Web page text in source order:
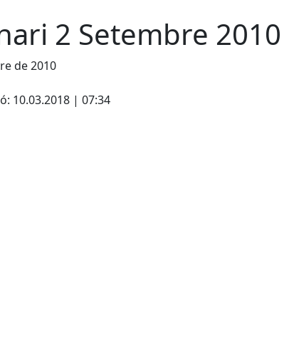
2 Setembre 2010
de 2010
10.03.2018 | 07:34